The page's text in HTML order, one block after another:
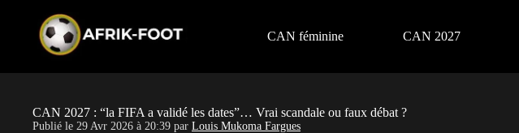
CAN féminine CAN 2027
CAN 2027 : “la FIFA a validé les dates”… Vrai scandale ou faux débat ?
Publié le 29 Avr 2026 à 20:39 par Louis Mukoma Fargues